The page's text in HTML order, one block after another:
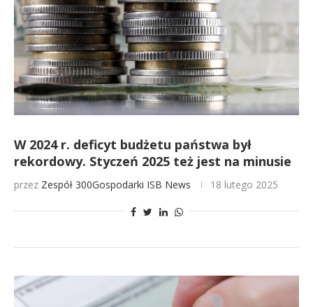
W 2024 r. deficyt budżetu państwa był
rekordowy. Styczeń 2025 też jest na minusie
przez Zespół 300Gospodarki ISB News 18 lutego 2025